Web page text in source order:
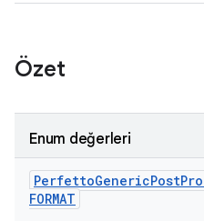
Özet
Enum değerleri
PerfettoGenericPost
FORMAT